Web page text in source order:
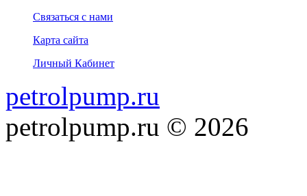
Связаться с нами
Карта сайта
Личный Кабинет
petrolpump.ru
petrolpump.ru © 2026